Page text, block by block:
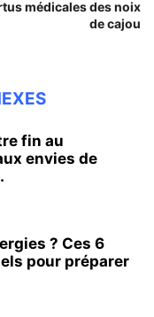
médicales des noix
de cajou
fin au
envies de
? Ces 6
pour préparer